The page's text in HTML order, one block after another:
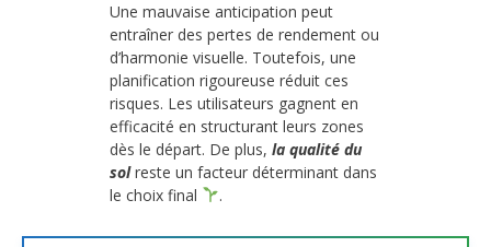
Une mauvaise anticipation peut
entraîner des pertes de rendement ou
d’harmonie visuelle. Toutefois, une
planification rigoureuse réduit ces
risques. Les utilisateurs gagnent en
efficacité en structurant leurs zones
dès le départ. De plus, la qualité du
solreste un facteur déterminant dans
le choix final
.